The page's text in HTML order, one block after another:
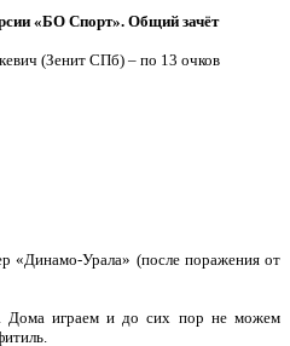
«БО Спорт». Общий зачёт
(Зенит СПб) – по 13 очков
«Динамо-Урала» (после поражения от
Дома играем и до сих пор не можем